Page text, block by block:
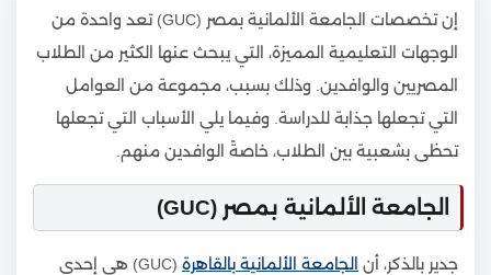
إن تخصصات الجامعة الألمانية بمصر (GUC) تعد واحدة من
الوجهات التعليمية المميزة، التي يبحث عنها الكثير من الطلاب
المصريين والوافدين. وذلك بسبب، مجموعة من العوامل
التي تجعلها جذابة للدراسة. وفيما يلي الأسباب التي تجعلها
تحظى بشعبية بين الطلاب، خاصةً الوافدين منهم.
الجامعة الألمانية بمصر (GUC)
جدير بالذكر، أن الجامعة الألمانية بالقاهرة
(GUC) هي إحدى